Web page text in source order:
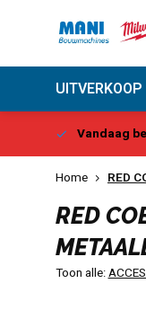
UITVERKOOP
Vandaag
Home RED
RED
Toon alle: